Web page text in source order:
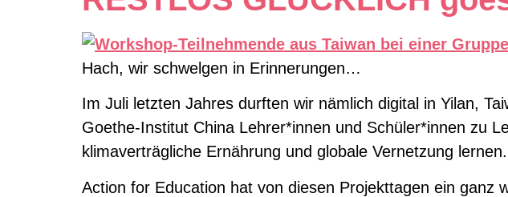
Hach, wir schwelgen in Erinnerungen…
Im Juli letzten Jahres durften wir nämlich digital in Yilan,
Goethe-Institut China Lehrer*innen und Schüler*innen zu
klimaverträgliche Ernährung und globale Vernetzung lernen.
Action for Education hat von diesen Projekttagen ein ganz